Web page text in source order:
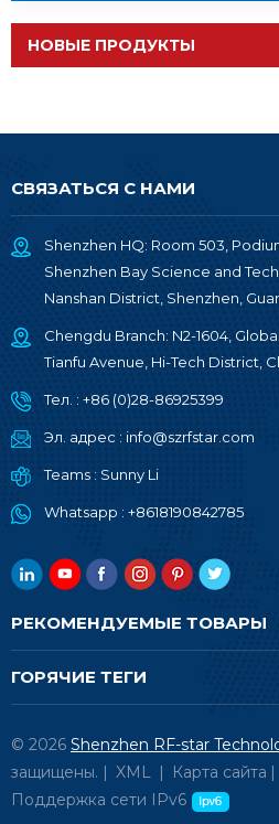
НОВЫЕ ПРОДУКТЫ
СВЯЗАТЬСЯ С НАМИ
Shenzhen HQ: Room 503,
Shenzhen Bay Science and
Nanshan District, Shenzhen,
Chengdu Branch: N2-1604,
Tianfu Avenue, Hi-Tech District,
Тел. : +86 (0)28-86925399
Эл. адрес : info@szrfstar.com
Teams : Sunny Li
Whatsapp : +8618190842785
РЕКОМЕНДУЕМЫЕ ТОВАРЫ
ГОРЯЧИЕ ТЕГИ
© 2026 Shenzhen RF-star
защищены. | XML | Карта сайта |
Поддержка сети IPv6